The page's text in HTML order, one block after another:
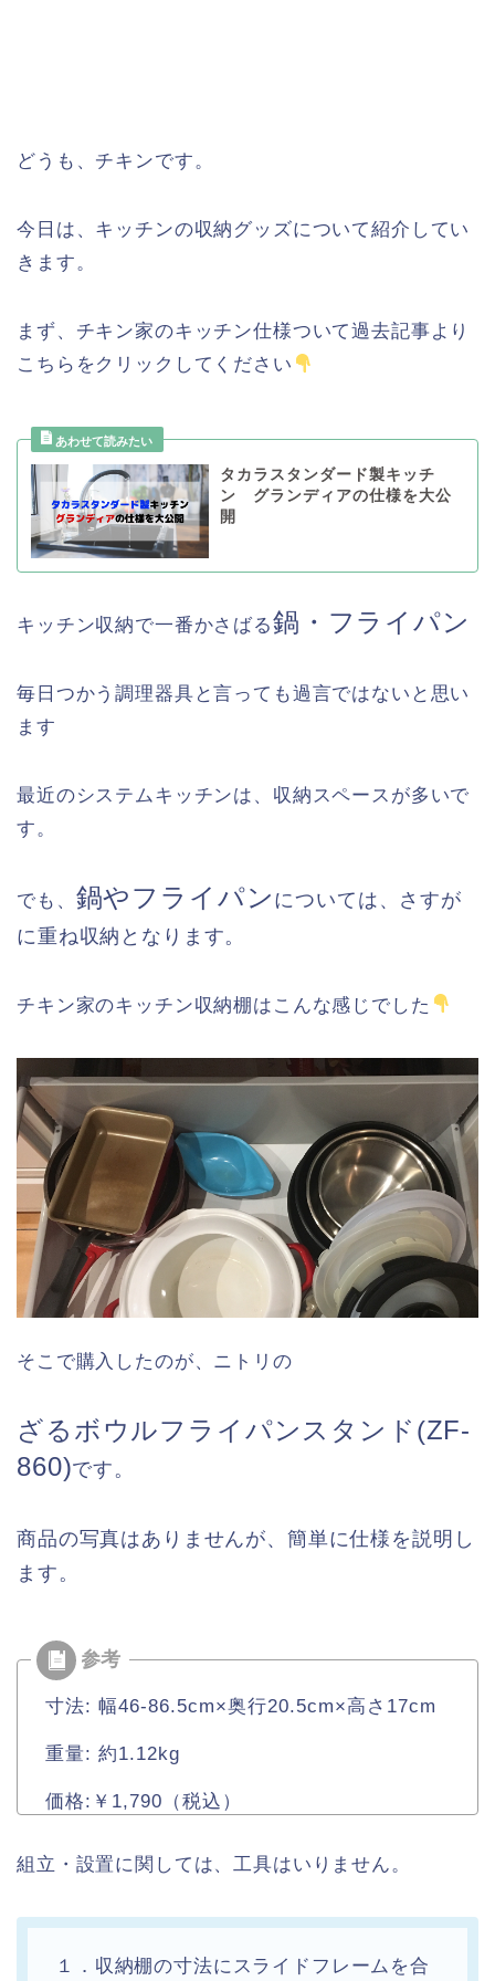
どうも、チキンです。
今日は、キッチンの収納グッズについて紹介してい
きます。
まず、チキン家のキッチン仕様ついて過去記事より
こちらをクリックしてください
タカラスタンダード製キッチ
ン グランディアの仕様を大公
開
キッチン収納で一番かさばる鍋・フライパン
毎日つかう調理器具と言っても過言ではないと思い
ます
最近のシステムキッチンは、収納スペースが多いで
す。
でも、 鍋やフライパン については、さすが
に重ね収納となります。
チキン家のキッチン収納棚はこんな感じでした
そこで購入したのが、ニトリの
ざるボウルフライパンスタンド(ZF-
860)です。
商品の写真はありませんが、簡単に仕様を説明し
ます。
寸法: 幅46-86.5cm×奥行20.5cm×高さ17cm
重量: 約1.12kg
価格:￥1,790（税込）
組立・設置に関しては、工具はいりません。
１．収納棚の寸法にスライドフレームを合